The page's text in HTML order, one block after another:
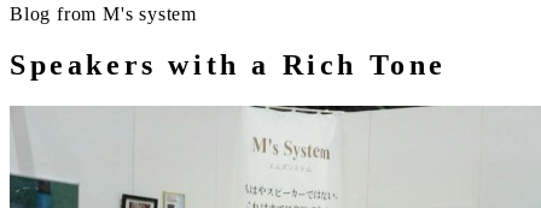
Blog from M's system
Speakers with a Rich Tone